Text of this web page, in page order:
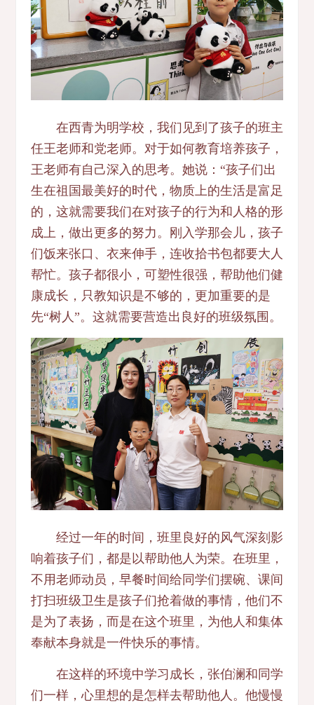
在西青为明学校，我们见到了孩子的班主
任王老师和党老师。对于如何教育培养孩子，
王老师有自己深入的思考。她说：“孩子们出
生在祖国最美好的时代，物质上的生活是富足
的，这就需要我们在对孩子的行为和人格的形
成上，做出更多的努力。刚入学那会儿，孩子
们饭来张口、衣来伸手，连收拾书包都要大人
帮忙。孩子都很小，可塑性很强，帮助他们健
康成长，只教知识是不够的，更加重要的是
先“树人”。这就需要营造出良好的班级氛围。
经过一年的时间，班里良好的风气深刻影
响着孩子们，都是以帮助他人为荣。在班里，
不用老师动员，早餐时间给同学们摆碗、课间
打扫班级卫生是孩子们抢着做的事情，他们不
是为了表扬，而是在这个班里，为他人和集体
奉献本身就是一件快乐的事情。
在这样的环境中学习成长，张伯澜和同学
们一样，心里想的是怎样去帮助他人。他慢慢